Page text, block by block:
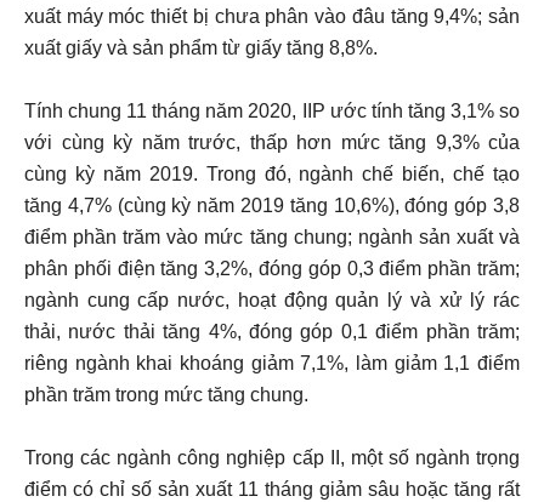
xuất máy móc thiết bị chưa phân vào đâu tăng 9,4%; sản
xuất giấy và sản phẩm từ giấy tăng 8,8%.
Tính chung 11 tháng năm 2020, IIP ước tính tăng 3,1% so
với cùng kỳ năm trước, thấp hơn mức tăng 9,3% của
cùng kỳ năm 2019. Trong đó, ngành chế biến, chế tạo
tăng 4,7% (cùng kỳ năm 2019 tăng 10,6%), đóng góp 3,8
điểm phần trăm vào mức tăng chung; ngành sản xuất và
phân phối điện tăng 3,2%, đóng góp 0,3 điểm phần trăm;
ngành cung cấp nước, hoạt động quản lý và xử lý rác
thải, nước thải tăng 4%, đóng góp 0,1 điểm phần trăm;
riêng ngành khai khoáng giảm 7,1%, làm giảm 1,1 điểm
phần trăm trong mức tăng chung.
Trong các ngành công nghiệp cấp II, một số ngành trọng
điểm có chỉ số sản xuất 11 tháng giảm sâu hoặc tăng rất